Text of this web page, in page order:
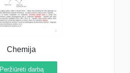
Chemija
Peržiūrėti darbą